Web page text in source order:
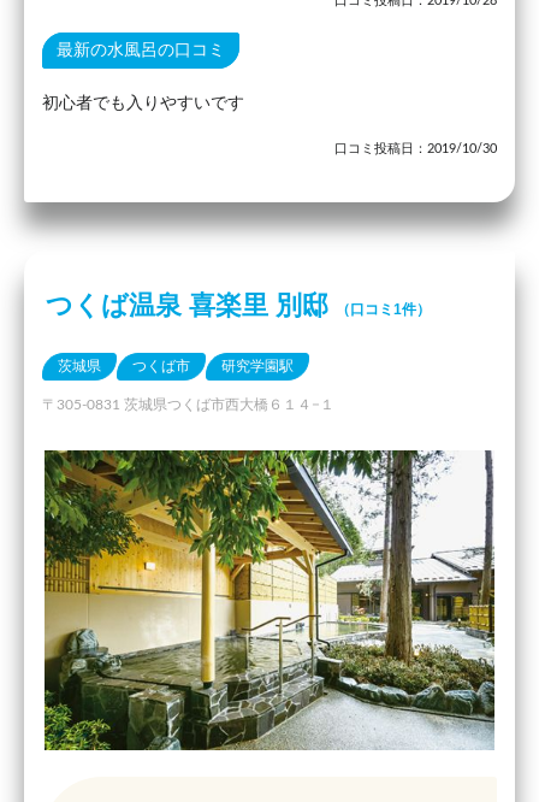
最新の水風呂の口コミ
初心者でも入りやすいです
口コミ投稿日：2019/10/30
つくば温泉 喜楽里 別邸 （口コミ1件）
茨城県 つくば市 研究学園駅
〒305-0831 茨城県つくば市西大橋６１４−１